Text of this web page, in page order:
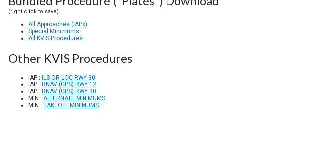
(right click to save)
All Approaches (IAPs)
Special Minimums
All KVIS Procedures
Other KVIS Procedures
IAP :
ILS OR LOC RWY 30
IAP : RNAV (GPS) RWY 12
IAP : RNAV (GPS) RWY 30
MIN : ALTERNATE MINIMUMS
MIN : TAKEOFF MINIMUMS